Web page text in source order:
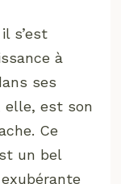
s’est
à
ses
elle, est son
Ce
un bel